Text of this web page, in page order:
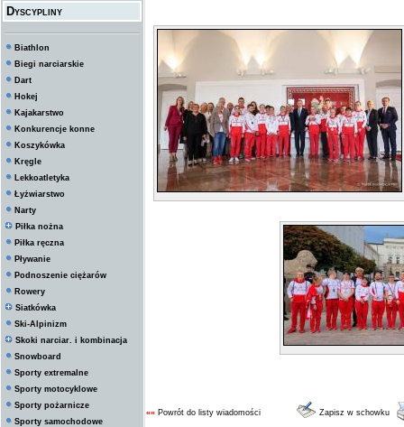
Dyscypliny
Biathlon
Biegi narciarskie
Dart
Hokej
Kajakarstwo
Konkurencje konne
Koszykówka
Kręgle
Lekkoatletyka
Łyżwiarstwo
Narty
Piłka nożna
Piłka ręczna
Pływanie
Podnoszenie ciężarów
Rowery
Siatkówka
Ski-Alpinizm
Skoki narciar. i kombinacja
Snowboard
Sporty extremalne
Sporty motocyklowe
Sporty pożarnicze
Sporty samochodowe
«« Powrót do listy wiadomości Zapisz w schowku